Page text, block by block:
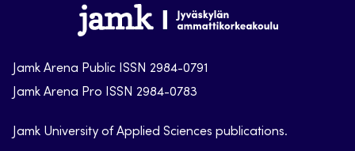
Jamk-
arena
Jamk Arena Public ISSN 2984-0791
Jamk Arena Pro ISSN 2984-0783
Jamk University of Applied Sciences publications.